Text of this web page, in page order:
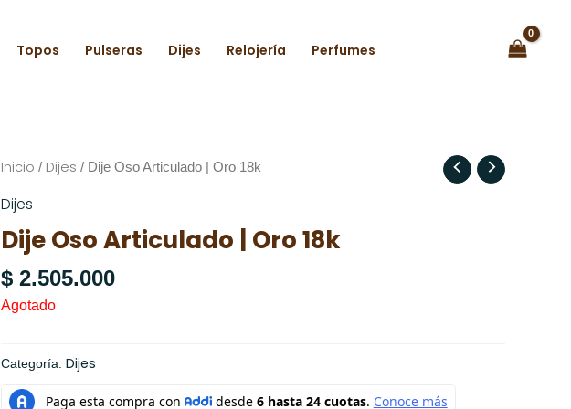
Topos Pulseras Dijes Relojería Perfumes
Inicio / Dijes / Dije Oso Articulado | Oro 18k
Dijes
Dije Oso Articulado | Oro 18k
$ 2.505.000
Agotado
Categoría: Dijes